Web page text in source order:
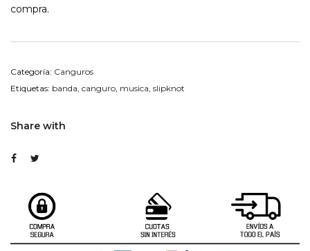
compra.
Categoría: Canguros
Etiquetas: banda, canguro, musica, slipknot
Share with